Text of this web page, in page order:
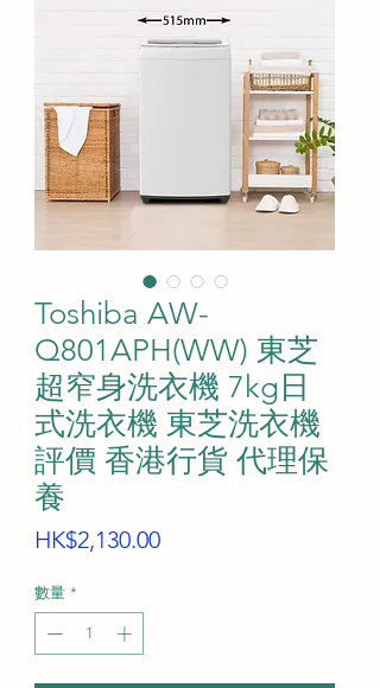
Toshiba AW-
Q801APH(WW) 東芝
超窄身洗衣機 7kg日
式洗衣機 東芝洗衣機
評價 香港行貨 代理保
養
HK$2,130.00價
數量 *